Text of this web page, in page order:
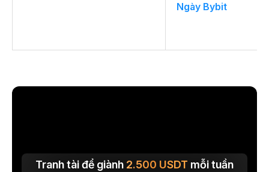
Ngày Bybit
Tranh tài để giành 2.500 USDT mỗi tuần